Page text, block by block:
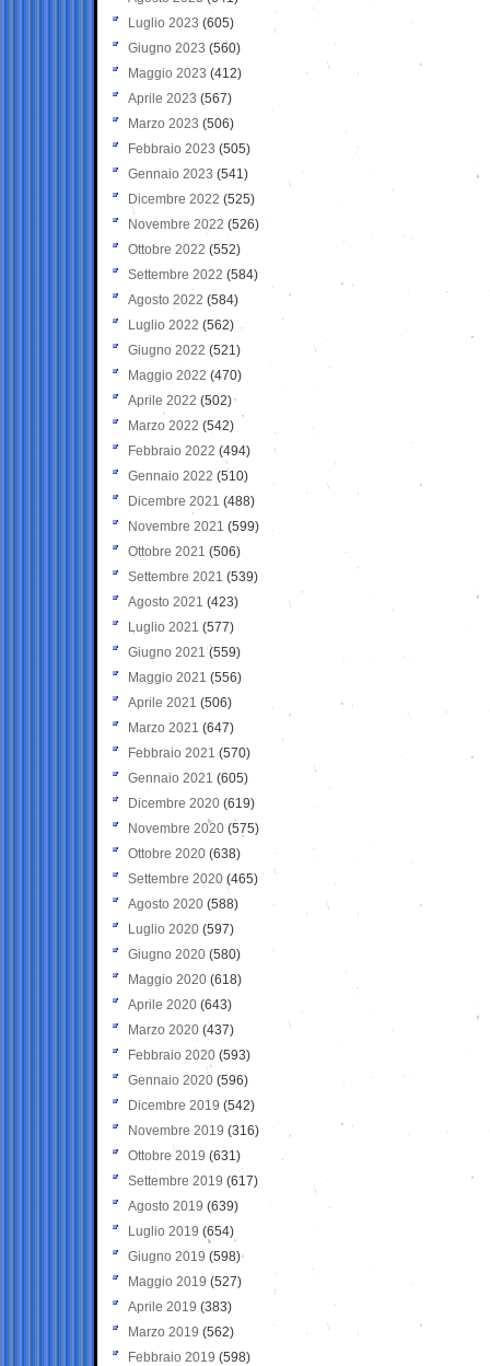
Luglio 2023 (605)
Giugno 2023 (560)
Maggio 2023 (412)
Aprile 2023 (567)
Marzo 2023 (506)
Febbraio 2023 (505)
Gennaio 2023 (541)
Dicembre 2022 (525)
Novembre 2022 (526)
Ottobre 2022 (552)
Settembre 2022 (584)
Agosto 2022 (584)
Luglio 2022 (562)
Giugno 2022 (521)
Maggio 2022 (470)
Aprile 2022 (502)
Marzo 2022 (542)
Febbraio 2022 (494)
Gennaio 2022 (510)
Dicembre 2021 (488)
Novembre 2021 (599)
Ottobre 2021 (506)
Settembre 2021 (539)
Agosto 2021 (423)
Luglio 2021 (577)
Giugno 2021(559)
Maggio 2021 (556)
Aprile 2021 (506)
Marzo 2021 (647)
Febbraio 2021 (570)
Gennaio 2021 (605)
Dicembre 2020 (619)
Novembre 2020 (575)
Ottobre 2020 (638)
Settembre 2020(465)
Agosto 2020 (588)
Luglio 2020 (597)
Giugno 2020 (580)
Maggio 2020 (618)
Aprile 2020 (643)
Marzo 2020 (437)
Febbraio 2020 (593)
Gennaio 2020 (596)
Dicembre 2019 (542)
Novembre 2019 (316)
Ottobre 2019 (631)
Settembre 2019 (617)
Agosto 2019 (639)
Luglio 2019 (654)
Giugno 2019 (598)
Maggio 2019 (527)
Aprile 2019 (383)
Marzo 2019 (562)
Febbraio 2019 (598)